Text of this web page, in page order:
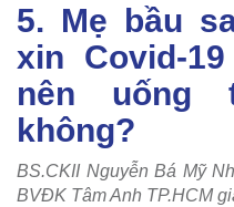
5. Mẹ bầu
xin Covid-
nên uống
không?
BS.CKII Nguyễn Bá Mỹ
BVĐK Tâm Anh TP.HCM